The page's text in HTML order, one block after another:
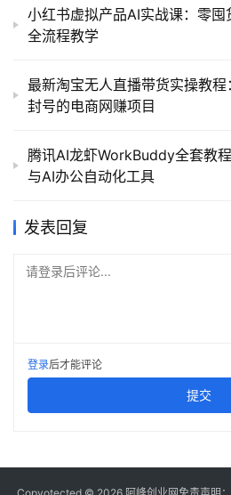
小红书虚拟产品AI实战课：零
全流程教学
最新淘宝无人直播带货实操教
封号的电商网赚项目
腾讯AI龙虾WorkBuddy全套教
与AI办公自动化工具
发表回复
请登录后评论...
登录后才能评论
提交